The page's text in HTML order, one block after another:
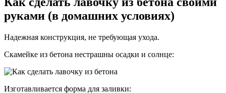
руками (в домашних условиях)
Надежная конструкция, не требующая ухода.
Скамейке из бетона нестрашны осадки и солнце:
Изготавливается форма для заливки: